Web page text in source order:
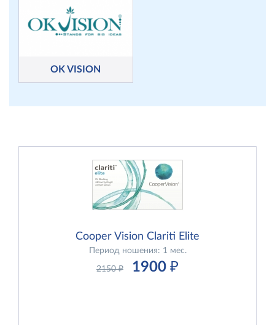
OK VISION
Cooper Vision Clariti Elite
Период ношения: 1 мес.
2150₽ 1900 ₽